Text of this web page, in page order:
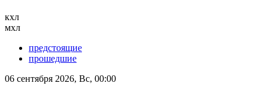
кхл
мхл
предстоящие
прошедшие
06 сентября 2026, Вс, 00:00